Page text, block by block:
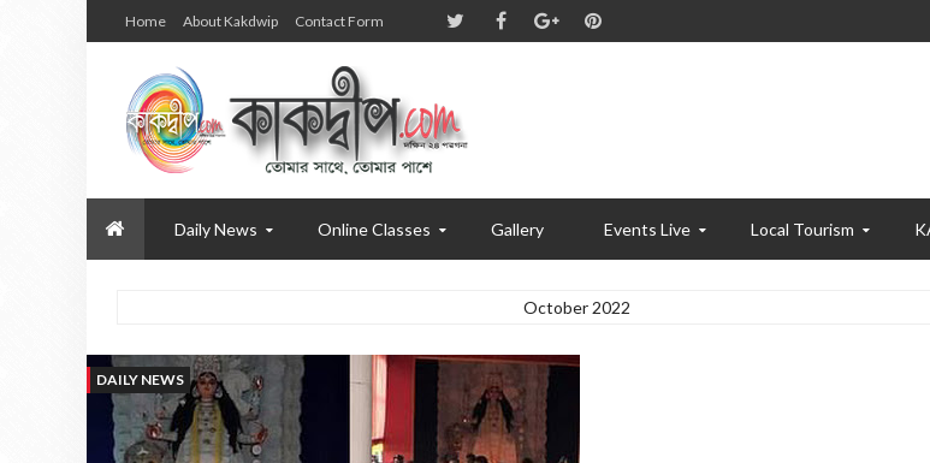
Home About Kakdwip Contact Form
Daily News Online Classes Gallery Events Live Local Tourism
October 2022
DAILY NEWS